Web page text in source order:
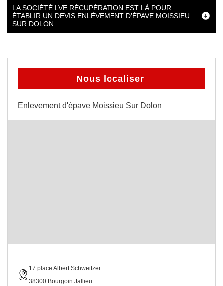
LA SOCIÉTÉ LVE RÉCUPÉRATION EST LÀ POUR
ÉTABLIR UN DEVIS ENLÈVEMENT D’ÉPAVE MOISSIEU
SUR DOLON
Nous localiser
Enlevement d'épave Moissieu Sur Dolon
17 place Albert Schweitzer
38300 Bourgoin Jallieu